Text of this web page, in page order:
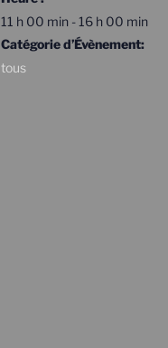
11 h 00 min - 16 h 00 min
Catégorie d’Évènement:
tous